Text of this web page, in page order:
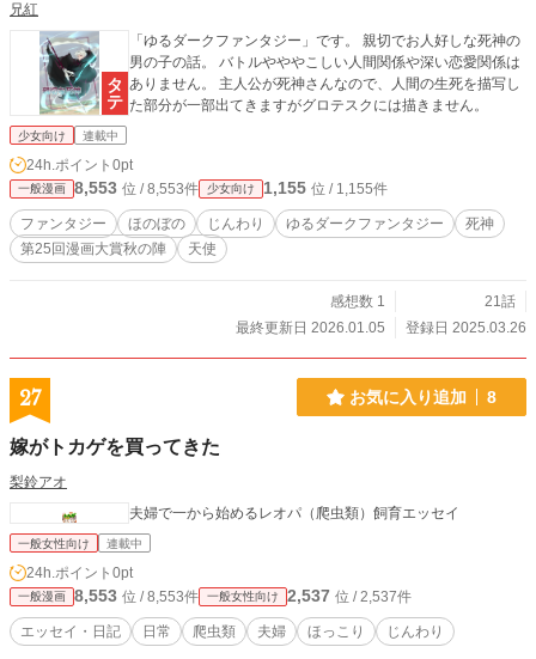
兄紅
「ゆるダークファンタジー」です。 親切でお人好しな死神の
男の子の話。 バトルやややこしい人間関係や深い恋愛関係は
ありません。 主人公が死神さんなので、人間の生死を描写し
た部分が一部出てきますがグロテスクには描きません。
少女向け 連載中
24h.ポイント 0pt
一般漫画 8,553 位 / 8,553件 少女向け 1,155 位 / 1,155件
ファンタジー ほのぼの じんわり ゆるダークファンタジー
死神
第25回漫画大賞秋の陣
天使
感想数 1
21話
最終更新日 2026.01.05
登録日 2025.03.26
27 お気に入り追加 8
嫁がトカゲを買ってきた
梨鈴アオ
夫婦で一から始めるレオパ（爬虫類）飼育エッセイ
一般女性向け 連載中
24h.ポイント 0pt
一般漫画 8,553 位 / 8,553件 一般女性向け 2,537 位 / 2,537件
エッセイ・日記 日常 爬虫類 夫婦 ほっこり じんわり